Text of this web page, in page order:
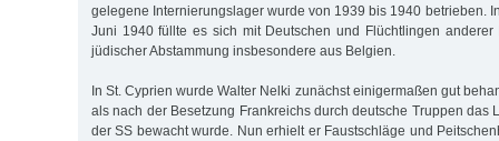
gelegene Internierungslager wurde von 1939 bis 1940 betrieben.
Juni 1940 füllte es sich mit Deutschen und Flüchtlingen anderer
jüdischer Abstammung insbesondere aus Belgien.
In St. Cyprien wurde Walter Nelki zunächst einigermaßen gut
als nach der Besetzung Frankreichs durch deutsche Truppen das
der SS bewacht wurde. Nun erhielt er Faustschläge und